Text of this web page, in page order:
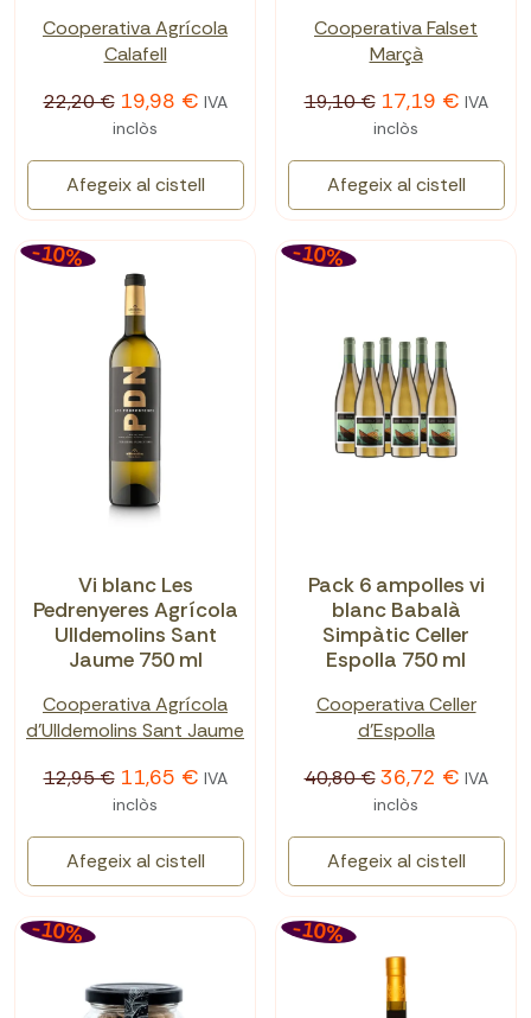
Cooperativa Agrícola
Calafell
22,20 € 19,98 € IVA
inclòs
Afegeix al cistell
Cooperativa Falset
Marçà
19,10 € 17,19 € IVA
inclòs
Afegeix al cistell
-10%
Vi blanc Les
Pedrenyeres Agrícola
Ulldemolins Sant
Jaume 750 ml
Cooperativa Agrícola
d'Ulldemolins Sant Jaume
12,95 € 11,65 € IVA
inclòs
Afegeix al cistell
-10%
Pack 6 ampolles vi
blanc Babalà
Simpàtic Celler
Espolla 750 ml
Cooperativa Celler
d'Espolla
40,80 € 36,72 € IVA
inclòs
Afegeix al cistell
-10% -10%